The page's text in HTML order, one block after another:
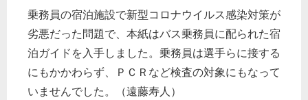
乗務員の宿泊施設で新型コロナウイルス感染対策が
劣悪だった問題で、本紙はバス乗務員に配られた宿
泊ガイドを入手しました。乗務員は選手らに接する
にもかかわらず、ＰＣＲなど検査の対象にもなって
いませんでした。（遠藤寿人）